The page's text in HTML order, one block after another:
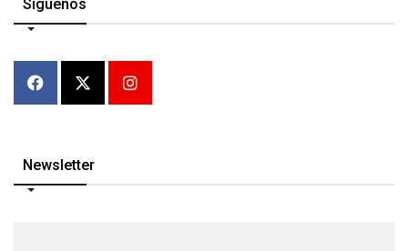
Síguenos
Newsletter